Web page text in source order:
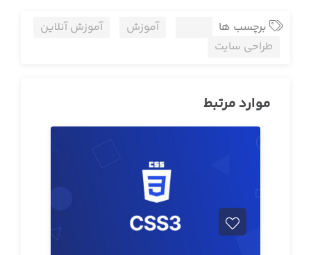
برچسب ها آموزش
آموزش آنلاین
طراحی سایت
موارد مرتبط